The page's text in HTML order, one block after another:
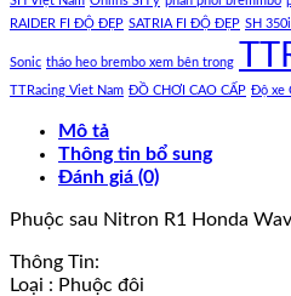
RAIDER FI ĐỘ ĐẸP SATRIA FI ĐỘ ĐẸP SH
Sonic tháo heo brembo xem bên trong
TTRacing Viet Nam ĐỒ CHƠI CAO CẤP Độ xe
Mô tả
Thông tin bổ sung
Đánh giá (0)
Phuộc sau Nitron R1 Honda
Thông Tin:
Loại : Phuộc đôi